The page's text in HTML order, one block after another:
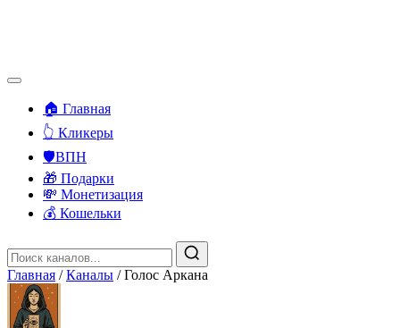
🏠 Главная
👆 Кликеры
🛡️ВПН
🎁 Подарки
💸 Монетизация
💰 Кошельки
Главная / Каналы / Голос Аркана